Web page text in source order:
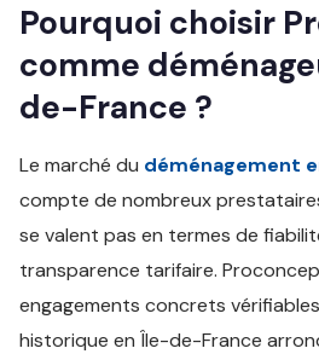
Pourquoi choisir
comme
de-France ?
Le marché du déménagement
compte de nombreux
se valent pas en termes de
transparence tarifaire.
engagements concrets
historique en Île-de-France